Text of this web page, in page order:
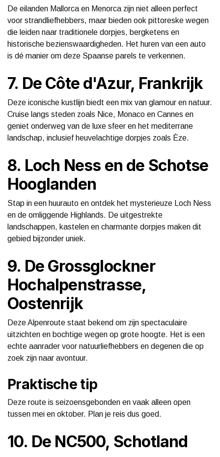
De eilanden Mallorca en Menorca zijn niet alleen perfect
voor strandliefhebbers, maar bieden ook pittoreske wegen
die leiden naar traditionele dorpjes, bergketens en
historische bezienswaardigheden. Het huren van een auto
is dé manier om deze Spaanse parels te verkennen.
7. De Côte d'Azur, Frankrijk
Deze iconische kustlijn biedt een mix van glamour en natuur.
Cruise langs steden zoals Nice, Monaco en Cannes en
geniet onderweg van de luxe sfeer en het mediterrane
landschap, inclusief heuvelachtige dorpjes zoals Èze.
8. Loch Ness en de Schotse
Hooglanden
Stap in een huurauto en ontdek het mysterieuze Loch Ness
en de omliggende Highlands. De uitgestrekte
landschappen, kastelen en charmante dorpjes maken dit
gebied bijzonder uniek.
9. De Grossglockner
Hochalpenstrasse,
Oostenrijk
Deze Alpenroute staat bekend om zijn spectaculaire
uitzichten en bochtige wegen op grote hoogte. Het is een
echte aanrader voor natuurliefhebbers en degenen die op
zoek zijn naar avontuur.
Praktische tip
Deze route is seizoensgebonden en vaak alleen open
tussen mei en oktober. Plan je reis dus goed.
10. De NC500, Schotland